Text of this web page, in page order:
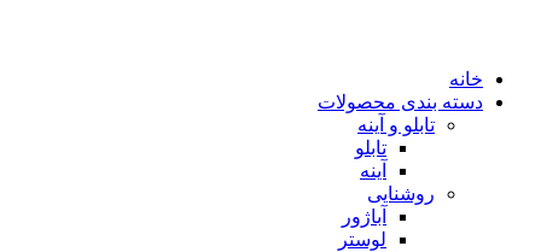
خانه
دسته بندی محصولات
تابلو و آینه
تابلو
آینه
روشنایی
آباژور
لوستر